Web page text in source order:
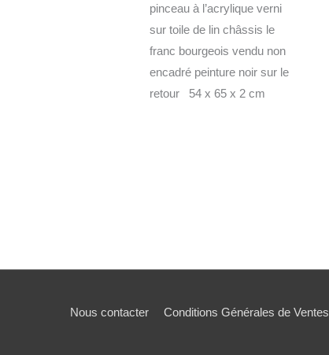
pinceau à l’acrylique verni
sur toile de lin châssis le
franc bourgeois vendu non
encadré peinture noir sur le
retour 54 x 65 x 2 cm
Nous contacter Conditions Générales de Ventes